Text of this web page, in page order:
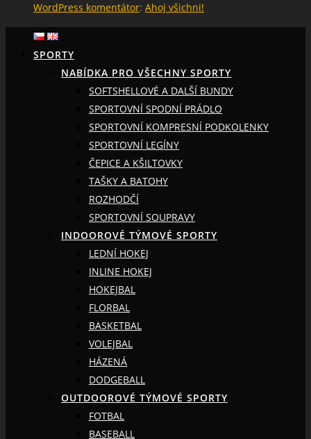
WordPress komentátor: Ahoj všichni!
SPORTY
NABÍDKA PRO VŠECHNY SPORTY
SOFTSHELLOVÉ A DALŠÍ BUNDY
SPORTOVNÍ SPODNÍ PRÁDLO
SPORTOVNÍ KOMPRESNÍ PODKOLENKY
SPORTOVNÍ LEGÍNY
ČEPICE A KŠILTOVKY
TAŠKY A BATOHY
ROZHODČÍ
SPORTOVNÍ SOUPRAVY
INDOOROVÉ TÝMOVÉ SPORTY
LEDNÍ HOKEJ
INLINE HOKEJ
HOKEJBAL
FLORBAL
BASKETBAL
VOLEJBAL
HÁZENÁ
DODGEBALL
OUTDOOROVÉ TÝMOVÉ SPORTY
FOTBAL
BASEBALL